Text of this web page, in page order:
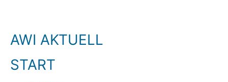
AWI AKTUELL
START